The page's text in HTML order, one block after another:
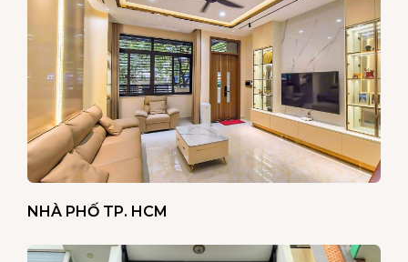
NHÀ PHỐ TP. HCM